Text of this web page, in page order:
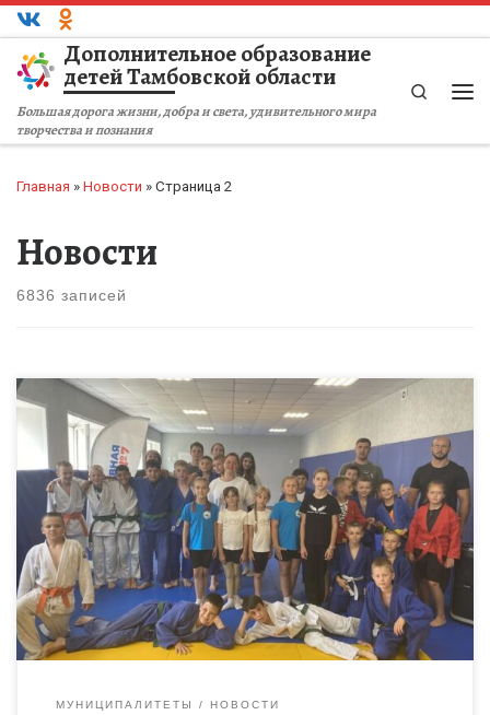
Перейти к содержимому
Дополнительное образование
детей Тамбовской области
Большая дорога жизни, добра и света, удивительного мира
творчества и познания
Search
Главная » Новости » Страница 2
Новости
6836 записей
Сегодня в ЛДПД «Ратибор» утро началось необычно: вместо
привычной зарядки ребята окунулись в атмосферу русских
народных традиций. Разминка в русском народном стиле
стала не просто […]
МУНИЦИПАЛИТЕТЫ НОВОСТИ